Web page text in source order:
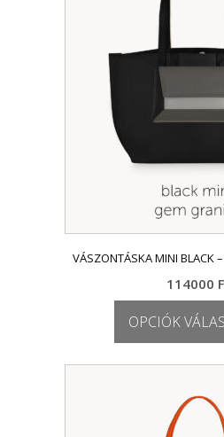
VÁSZONTÁSKA MINI BLACK
114000
OPCIÓK
a
több